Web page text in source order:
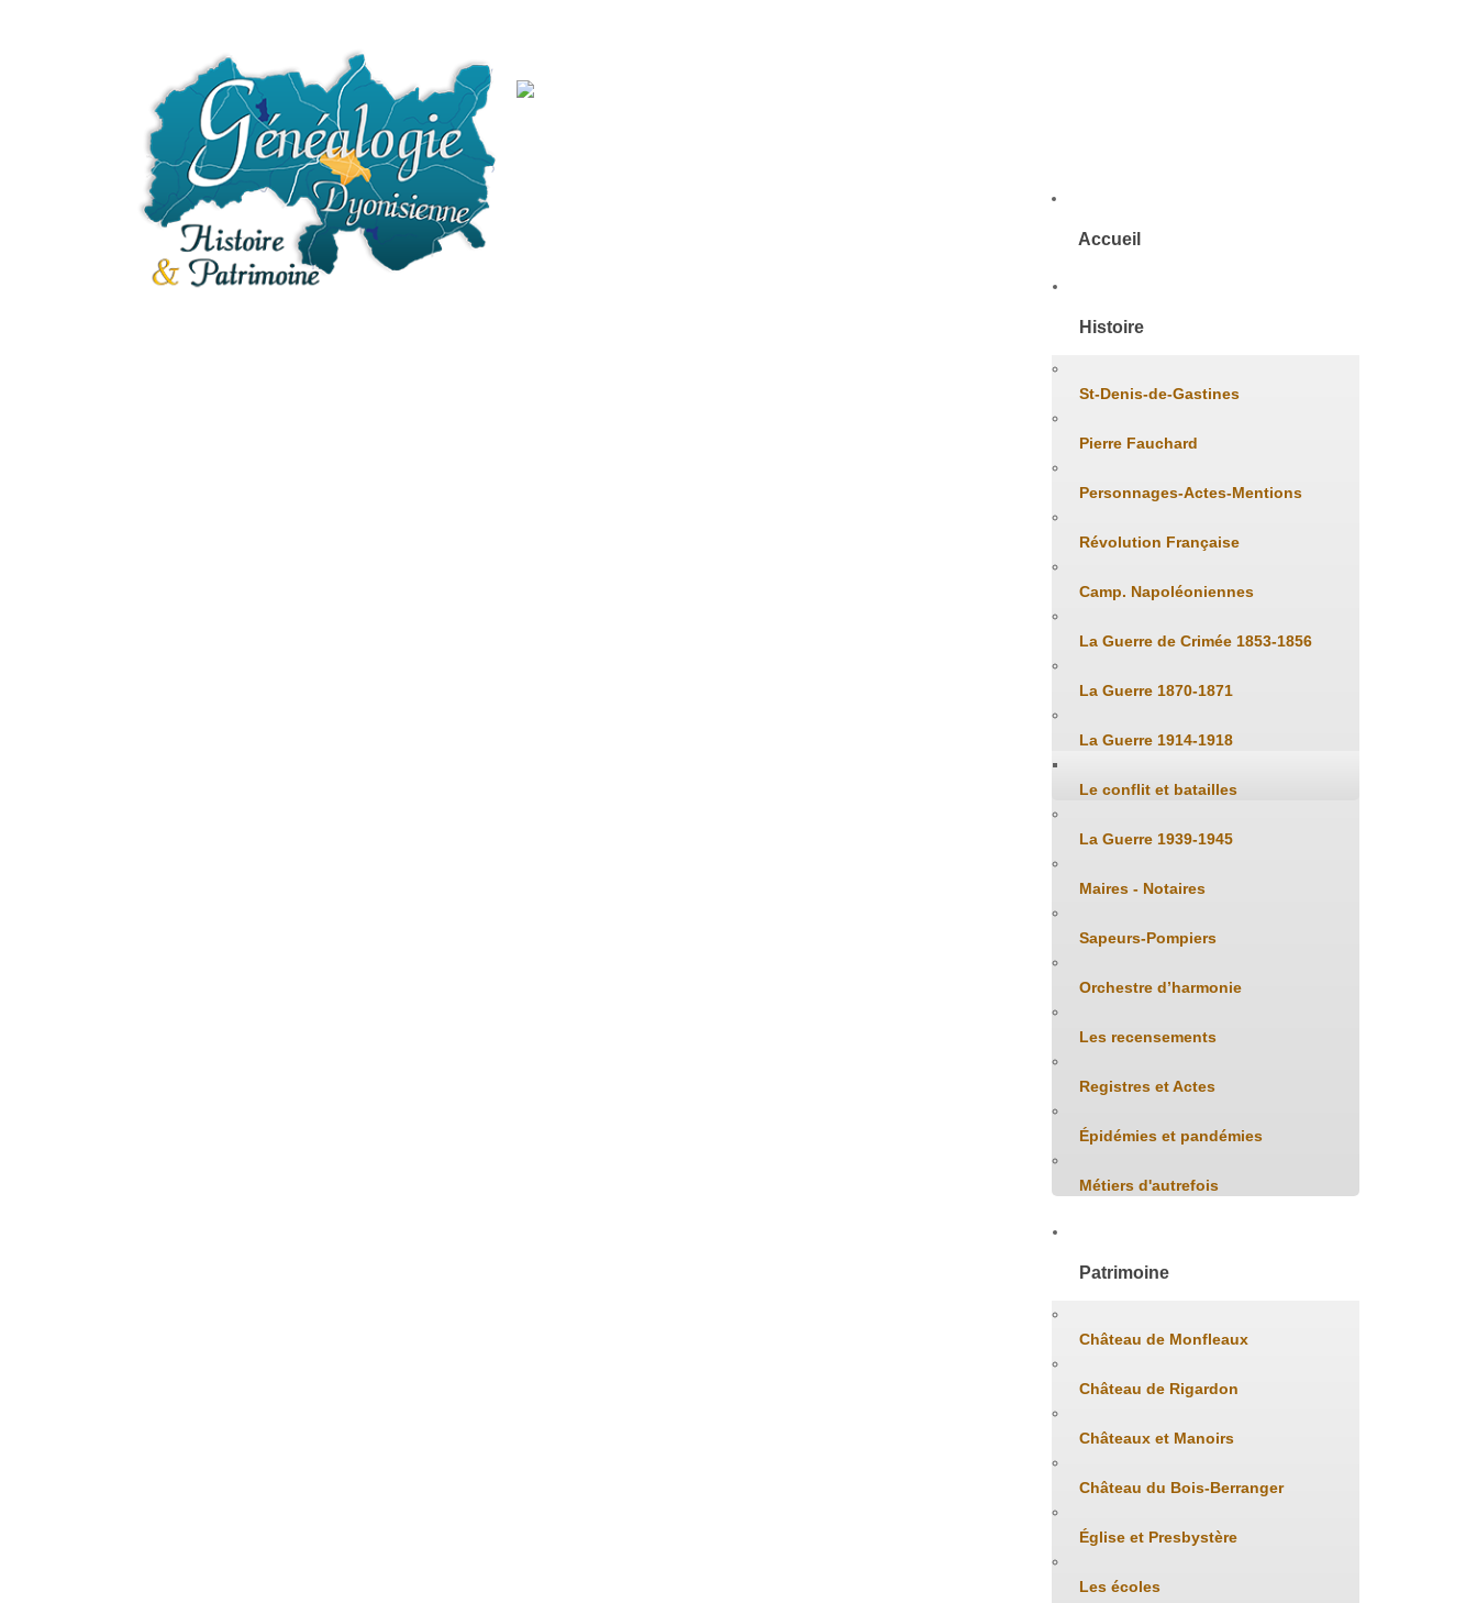
Accueil
Histoire
St-Denis-de-Gastines
Pierre Fauchard
Personnages-Actes-Mentions
Révolution Française
Camp. Napoléoniennes
La Guerre de Crimée 1853-1856
La Guerre 1870-1871
La Guerre 1914-1918
Le conflit et batailles
La Guerre 1939-1945
Maires - Notaires
Sapeurs-Pompiers
Orchestre d’harmonie
Les recensements
Registres et Actes
Épidémies et pandémies
Métiers d'autrefois
Patrimoine
Château de Monfleaux
Château de Rigardon
Châteaux et Manoirs
Château du Bois-Berranger
Église et Presbystère
Les écoles